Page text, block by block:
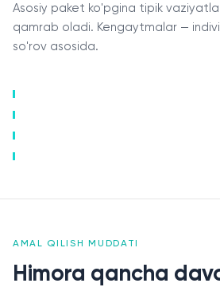
О нас
Пресс-центр
Asosiy paket ko'pgina tipik
qamrab oladi. Kengaytmalar —
so'rov asosida.
AMAL QILISH MUDDATI
Himora qancha